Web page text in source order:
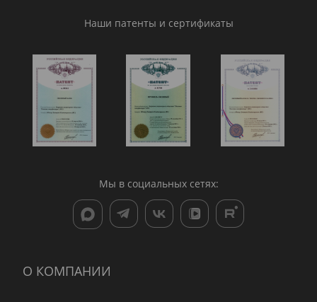
Наши патенты и сертификаты
Мы в социальных сетях:
О КОМПАНИИ